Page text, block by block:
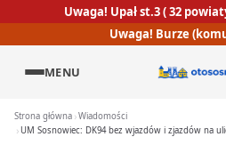
Uwaga! Upał st.3 ( 32
Uwaga! Burze
MENU
Strona główna Wiadomości
UM Sosnowiec: DK94 bez wjazdów i zjazdów na